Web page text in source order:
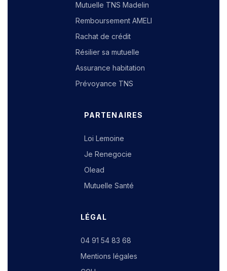
Mutuelle TNS Madelin
Remboursement AMELI
Rachat de crédit
Résilier sa mutuelle
Assurance habitation
Prévoyance TNS
PARTENAIRES
Loi Lemoine
Je Renegocie
Olead
Mutuelle Santé
LÉGAL
04 91 54 83 68
Mentions légales